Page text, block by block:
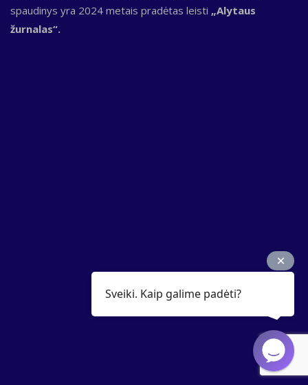
spaudinys yra 2024 metais pradėtas leisti „Alytaus
žurnalas“.
Sveiki. Kaip galime padėti?